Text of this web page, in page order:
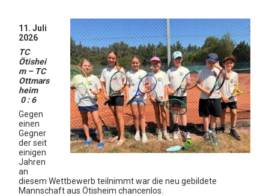
11. Juli
2026
TC
Ötishei
m – TC
Ottmars
heim
0 : 6
Gegen
einen
Gegner
der seit
einigen
Jahren
an
diesem Wettbewerb teilnimmt war die neu gebildete
Mannschaft aus Ötisheim chancenlos.